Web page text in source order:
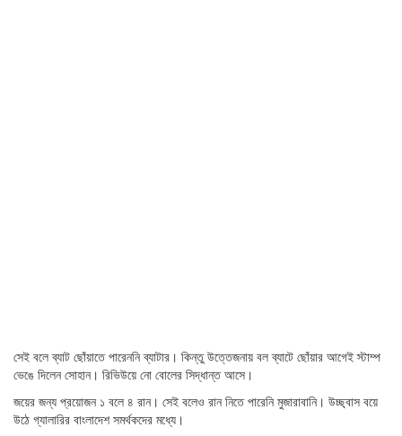
সেই বলে ব্যাট ছোঁয়াতে পারেননি ব্যাটার। কিন্তু উত্তেজনায় বল ব্যাটে ছোঁয়ার আগেই স্টাম্প
ভেঙে দিলেন সোহান। রিভিউয়ে নো বোলের সিদ্ধান্ত আসে।
জয়ের জন্য প্রয়োজন ১ বলে ৪ রান। সেই বলেও রান নিতে পারেনি মুজারাবানি। উচ্ছ্বাস বয়ে
উঠে গ্যালারির বাংলাদেশ সমর্থকদের মধ্যে।